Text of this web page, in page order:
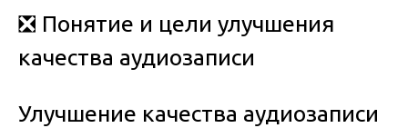
❎ Понятие и цели улучшения
качества аудиозаписи
Улучшение качества аудиозаписи